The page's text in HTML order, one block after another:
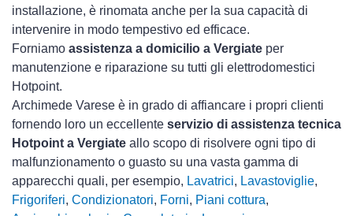
installazione, è rinomata anche per la sua capacità di
intervenire in modo tempestivo ed efficace.
Forniamo assistenza a domicilio a Vergiate per
manutenzione e riparazione su tutti gli elettrodomestici
Hotpoint.
Archimede Varese è in grado di affiancare i propri clienti
fornendo loro un eccellente servizio di assistenza tecnica
Hotpoint a Vergiate allo scopo di risolvere ogni tipo di
malfunzionamento o guasto su una vasta gamma di
apparecchi quali, per esempio, Lavatrici, Lavastoviglie,
Frigoriferi, Condizionatori, Forni, Piani cottura,